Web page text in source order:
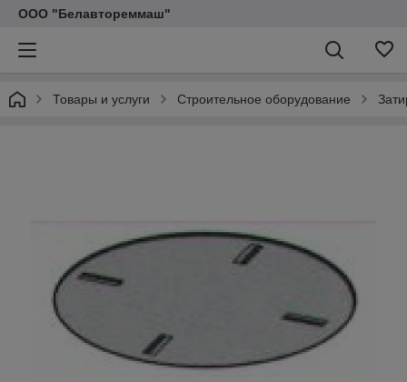
ООО "Белавтореммаш"
Товары и услуги Строительное оборудование